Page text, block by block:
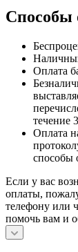
Способы
Оплата
течение
Оплата
способы
Если у вас
оплаты,
телефону или
помочь вам и